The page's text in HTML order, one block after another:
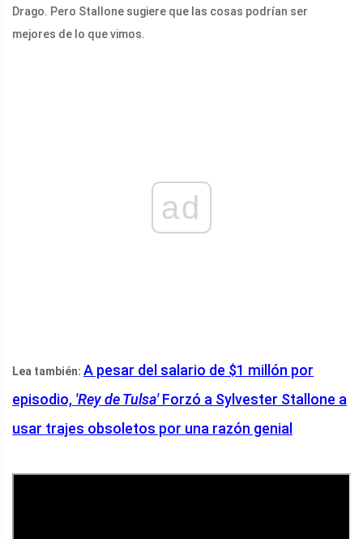
Drago. Pero Stallone sugiere que las cosas podrían ser
mejores de lo que vimos.
ad
Lea también: A pesar del salario de $1 millón por
episodio, 'Rey de Tulsa'Forzó a Sylvester Stallone a
usar trajes obsoletos por una razón genial